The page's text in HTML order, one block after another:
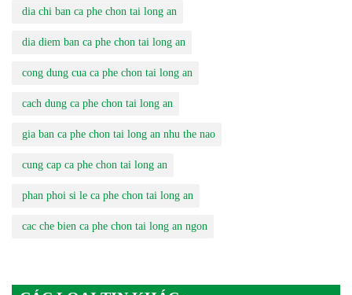
dia chi ban ca phe chon tai long an
dia diem ban ca phe chon tai long an
cong dung cua ca phe chon tai long an
cach dung ca phe chon tai long an
gia ban ca phe chon tai long an nhu the nao
cung cap ca phe chon tai long an
phan phoi si le ca phe chon tai long an
cac che bien ca phe chon tai long an ngon